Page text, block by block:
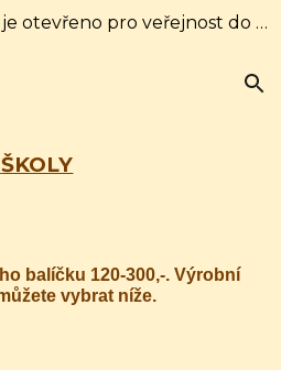
V Šestajovicích u Prahy je otevřeno pro veřejnost do 31. srpna každý den od 10:00 do 16:00 hodin. Od 1. září pouze soboty a neděle od 10:00 do 18:00
ŠKOLY
balíčku 120-300,-. Výrobní
vybrat níže.